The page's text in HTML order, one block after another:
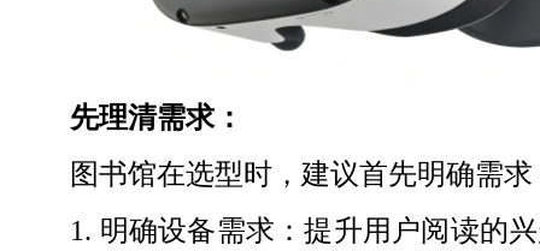
先理清需求：
图书馆在选型时，建议首先明确需求
1. 明确设备需求：提升用户阅读的兴